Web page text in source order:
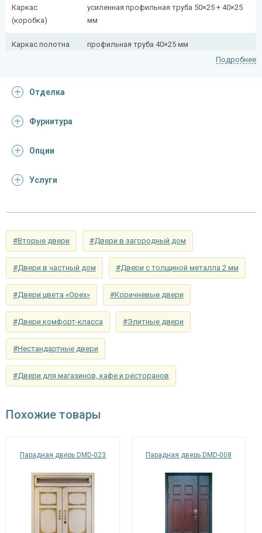
Каркас
(коробка)
усиленная профильная труба 50×25 + 40×25
мм
Каркас полотна профильная труба 40×25 мм
Притворная
Ребра жесткости
Отделка внутри
выбор)
Верхний замок
сувальдный (сейфовый) «ПРО-САМ 799», 3-х
ригельный, 2-х оборотный
цилиндровый «ПРО-САМ ЗВ 4-31/55» с
оборотный
Глазок
наблюдения
угол обзора 200°
Петли
блокираторы
Звуко- и
теплоизоляция
двойной контур уплотнения,
минераловатная плита URSA или пенопласт
Подробнее
Отделка
Фурнитура
Опции
Услуги
#Вторые двери #Двери в загородный дом
#Двери в частный дом #Двери с толщиной металла 2 мм
#Двери цвета «Орех» #Коричневые двери
#Двери комфорт-класса #Элитные двери
#Нестандартные двери
#Двери для магазинов, кафе и ресторанов
Похожие товары
Парадная дверь DMD-023 Парадная дверь DMD-008